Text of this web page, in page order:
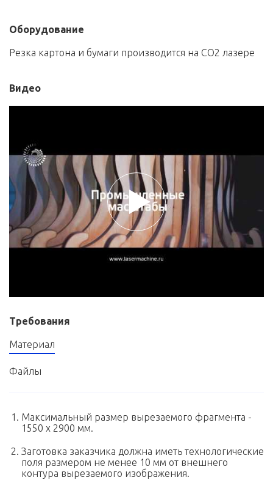
Оборудование
Резка картона и бумаги производится на CO2 лазере
Видео
Требования
Материал
Файлы
Максимальный размер вырезаемого фрагмента -
1550 х 2900 мм.
Заготовка заказчика должна иметь технологические
поля размером не менее 10 мм от внешнего
контура вырезаемого изображения.